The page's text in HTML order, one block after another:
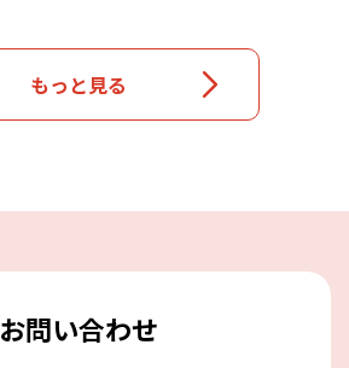
もっと見る
お問い合わせ